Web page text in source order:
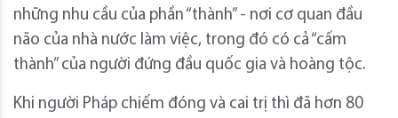
những nhu cầu của phần “thành” - nơi cơ quan đầu
não của nhà nước làm việc, trong đó có cả “cấm
thành” của người đứng đầu quốc gia và hoàng tộc.
Khi người Pháp chiếm đóng và cai trị thì đã hơn 80